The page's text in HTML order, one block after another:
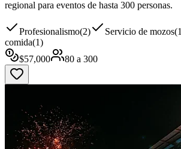
regional para eventos de hasta 300 personas.
Profesionalismo(2) Servicio de mozos(1
comida(1)
$57,000 80 a 300